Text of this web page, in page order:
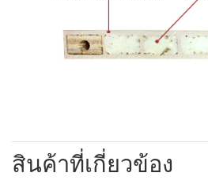
สินค้าที่เกี่ยวข้อง